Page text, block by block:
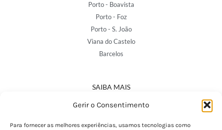
Gerir o Consentimento
Para fornecer as melhores experiências, usamos tecnologias como
Porto - Boavista
Porto - Foz
Porto - S. João
Viana do Castelo
Barcelos
SAIBA MAIS
Política de Privacidade
Termos e Condições